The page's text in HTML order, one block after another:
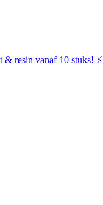
& resin vanaf 10 stuks! ⚡️